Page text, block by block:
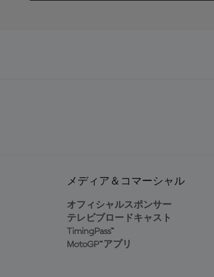
メディア＆コマーシャル
オフィシャルスポンサー
テレビブロードキャスト
TimingPass™
MotoGP™アプリ